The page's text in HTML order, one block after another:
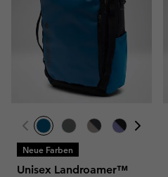
Neue Farben
Unisex Landroamer™